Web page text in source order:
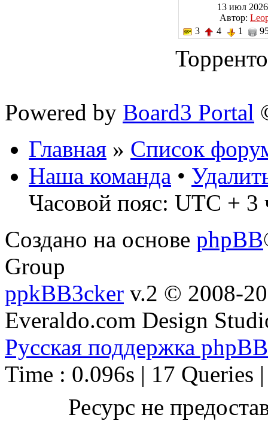
13 июл
Автор:
3
4 1
Powered by Board3 Portal
Главная » Список
Наша команда •
Часовой пояс: UTC + 3
Создано на основе phpBB
Group
ppkBB3cker v.2 © 2008-
Everaldo.com Design
Русская поддержка phpBB
Time : 0.096s | 17 Queries
Ресурс не